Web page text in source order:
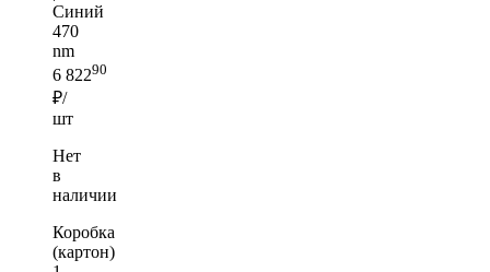
Синий
470
nm
6 82290
₽/
шт
Нет
в
наличии
Коробка
(картон)